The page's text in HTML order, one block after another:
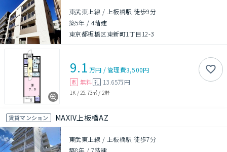
東武東上線 / 上板橋駅 徒歩9分
築5年 / 4階建
東京都板橋区東新町1丁目12-3
9.1 万円 /管理費3,500円
敷 無料 礼 13.65万円
1K / 25.73㎡ / 2階
賃貸マンション MAXIV上板橋AZ
東武東上線 / 上板橋駅 徒歩7分
築8年 / 7階建